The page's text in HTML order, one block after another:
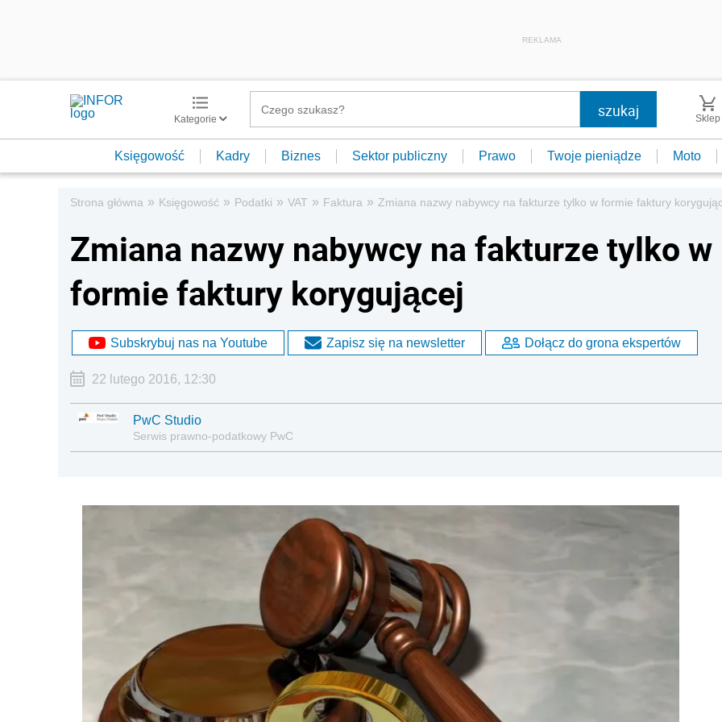
REKLAMA
Kategorie Sklep
Księgowość Kadry Biznes Sektor publiczny Prawo Twoje pieniądze Moto
Strona główna » Księgowość » Podatki » VAT » Faktura » Zmiana nazwy nabywcy na fakturze tylko w formie faktury
Zmiana nazwy nabywcy na fakturze tylko w
formie faktury korygującej
Subskrybuj nas na Youtube Zapisz się na newsletter Dołącz do grona ekspertów
22 lutego 2016, 12:30
PwC Studio
Serwis prawno-podatkowy PwC